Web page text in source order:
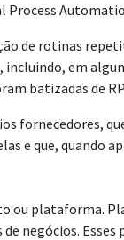
Process
de rotinas
em
batizadas de
fornecedores,
e que, quando
ou plataforma.
negócios.